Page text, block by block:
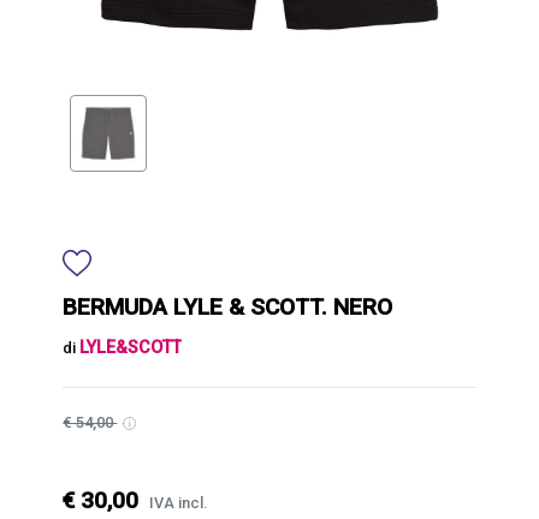
BERMUDA LYLE & SCOTT. NERO
di LYLE&SCOTT
€ 54,00
€ 30,00 IVA incl.